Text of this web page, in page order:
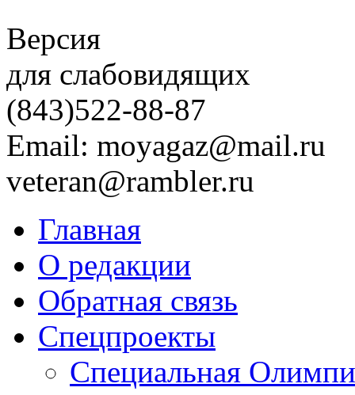
Версия
для слабовидящих
(843)522-88-87
Email: moyagaz@mail.ru
veteran@rambler.ru
Главная
О редакции
Обратная связь
Спецпроекты
Специальная